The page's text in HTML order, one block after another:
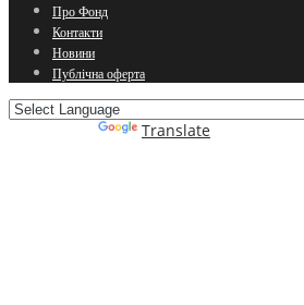
Про Фонд
Контакти
Новини
Публічна оферта
Translate